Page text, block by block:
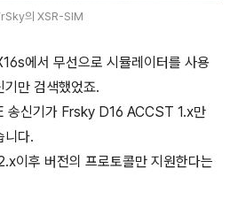
의 XSR-SIM
에서 무선으로 시뮬레이터를 사용
만 검색했었죠.
신기가 Frsky D16 ACCST 1.x만
니다.
이후 버전의 프로토콜만 지원한다는